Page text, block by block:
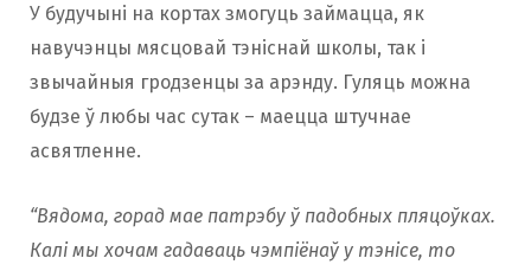
У будучыні на кортах змогуць займацца, як
навучэнцы мясцовай тэніснай школы, так і
звычайныя гродзенцы за арэнду. Гуляць можна
будзе ў любы час сутак – маецца штучнае
асвятленне.
“Вядома, горад мае патрэбу ў падобных пляцоўках.
Калі мы хочам гадаваць чэмпіёнаў у тэнісе, то